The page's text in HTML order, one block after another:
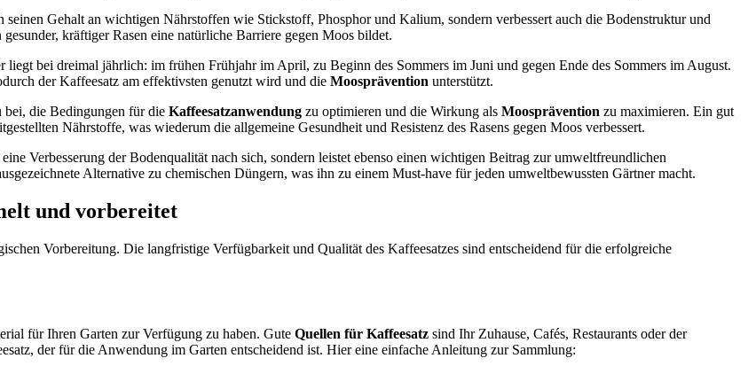
seinen Gehalt an wichtigen Nährstoffen wie Stickstoff, Phosphor und Kalium, sondern verbessert auch die Bodenstruktur und
kräftiger Rasen eine natürliche Barriere gegen Moos bildet.
bei dreimal jährlich: im frühen Frühjahr im April, zu Beginn des Sommers im Juni und gegen Ende des Sommers im August.
der Kaffeesatz am effektivsten genutzt wird und die Moosprävention unterstützt.
bei, die Bedingungen für die Kaffeesatzanwendung zu optimieren und die Wirkung als Moosprävention zu maximieren. Ein gut
Nährstoffe, was wiederum die allgemeine Gesundheit und Resistenz des Rasens gegen Moos verbessert.
Verbesserung der Bodenqualität nach sich, sondern leistet ebenso einen wichtigen Beitrag zur umweltfreundlichen
Alternative zu chemischen Düngern, was ihn zu einem Must-have für jeden umweltbewussten Gärtner macht.
und vorbereitet
Vorbereitung. Die langfristige Verfügbarkeit und Qualität des Kaffeesatzes sind entscheidend für die erfolgreiche
für Ihren Garten zur Verfügung zu haben. Gute Quellen für Kaffeesatz sind Ihr Zuhause, Cafés, Restaurants oder der
der für die Anwendung im Garten entscheidend ist. Hier eine einfache Anleitung zur Sammlung: